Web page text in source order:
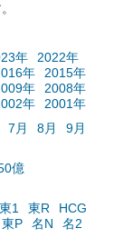
年
2022年
年
2015年
年
2008年
年
2001年
7月 8月
9月
億
東1 東R
HCG
東P 名N
名2